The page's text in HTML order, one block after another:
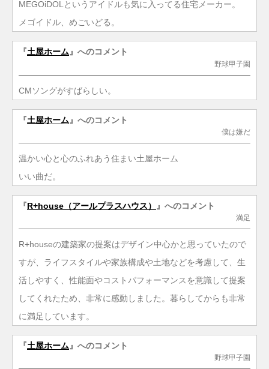
MEGOiDOLというアイドルも気に入ってる住宅メーカー。
メゴイドル、めごいどる。
『土屋ホーム』へのコメント
野球甲子園
CMソングがすばらしい。
『土屋ホーム 』へのコメント
僕は嫌だ
温かい心と心のふれあう住まい土屋ホーム
いい曲だ。
『R+house（アールプラスハウス） 』へのコメント
満足
R+houseの建築家の提案はデザイン中心かと思っていたので
すが、ライフスタイルや家族構成や土地などを考慮して、生
活しやすく、性能面やコストパフォーマンスを意識して提案
してくれたため、非常に感動しました。暮らしてからも非常
に満足しています。
『土屋ホーム 』へのコメント
野球甲子園